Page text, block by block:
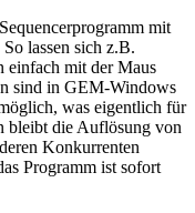
mit
lassen sich z.B.
einfach mit der Maus
sind in GEM-Windows
was eigentlich für
bleibt die Auflösung von
Konkurrenten
Programm ist sofort